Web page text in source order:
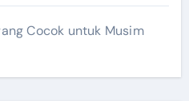
Cocok untuk Musim